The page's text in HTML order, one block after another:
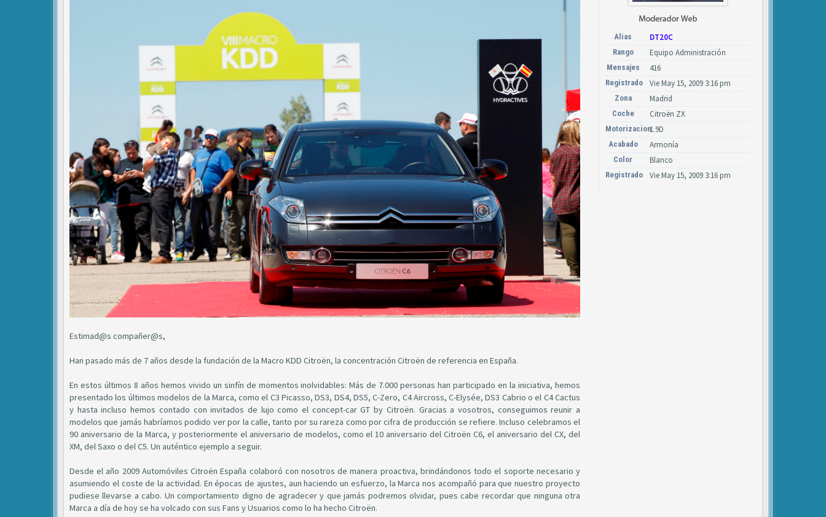
Estimad@s compañer@s,
Han pasado más de 7 años desde la fundación de la Macro KDD Citroën, la concentración Citroën de referencia en España.
En estos últimos 8 años hemos vivido un sinfín de momentos inolvidables: Más de 7.000 personas han participado en la iniciativa, hemos
presentado los últimos modelos de la Marca, como el C3 Picasso, DS3, DS4, DS5, C-Zero, C4 Aircross, C-Elysée, DS3 Cabrio o el C4 Cactus
y hasta incluso hemos contado con invitados de lujo como el concept-car GT by Citroën. Gracias a vosotros, conseguimos reunir a
modelos que jamás habríamos podido ver por la calle, tanto por su rareza como por cifra de producción se refiere. Incluso celebramos el
90 aniversario de la Marca, y posteriormente el aniversario de modelos, como el 10 aniversario del Citroën C6, el aniversario del CX, del
XM, del Saxo o del C5. Un auténtico ejemplo a seguir.
Desde el año 2009 Automóviles Citroën España colaboró con nosotros de manera proactiva, brindándonos todo el soporte necesario y
asumiendo el coste de la actividad. En épocas de ajustes, aun haciendo un esfuerzo, la Marca nos acompañó para que nuestro proyecto
pudiese llevarse a cabo. Un comportamiento digno de agradecer y que jamás podremos olvidar, pues cabe recordar que ninguna otra
Marca a día de hoy se ha volcado con sus Fans y Usuarios como lo ha hecho Citroën.
Alias DT20C
Rango Equipo Administración
Mensajes 416
Registrado Vie May 15, 2009 3:16 pm
Zona Madrid
Coche Citroën ZX
Motorizacion1.9D
Acabado Armonía
Color Blanco
Registrado Vie May 15, 2009 3:16 pm